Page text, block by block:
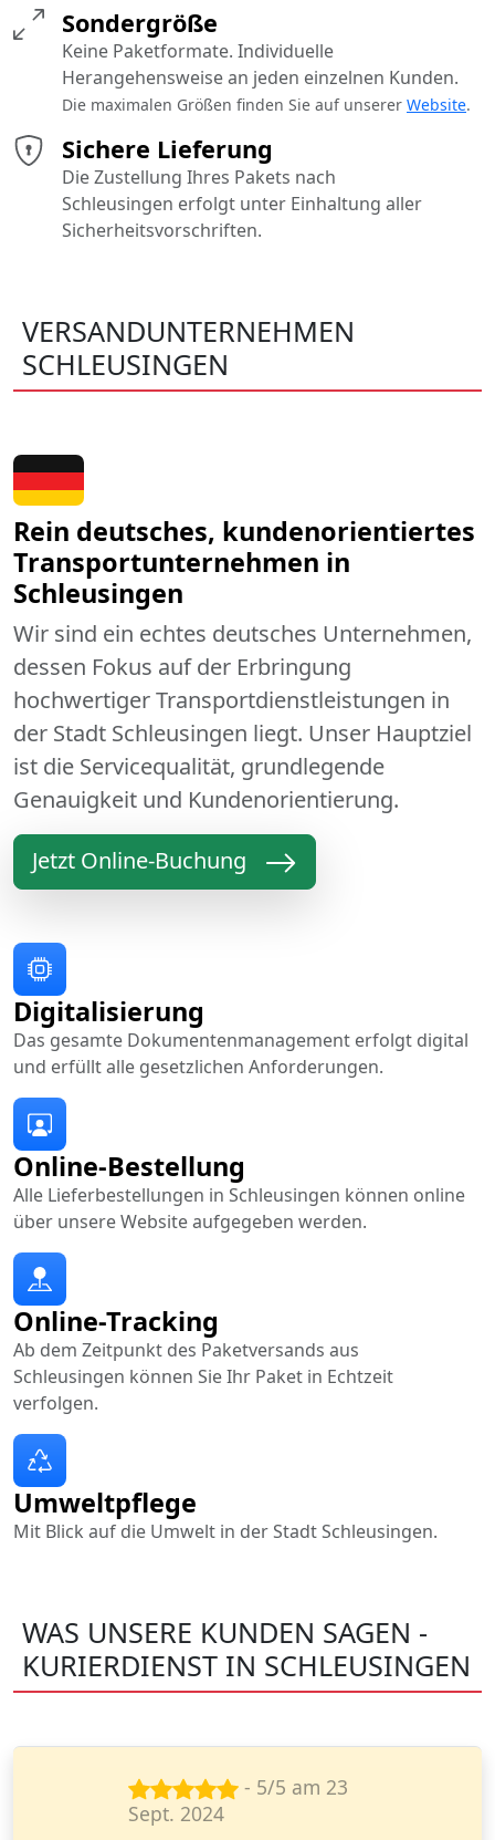
Sichere Lieferung
Die Zustellung Ihres Pakets nach
Schleusingen erfolgt unter Einhaltung aller
Sicherheitsvorschriften.
Sondergröße
Keine Paketformate. Individuelle
Herangehensweise an jeden einzelnen Kunden.
Die maximalen Größen finden Sie auf unserer Website.
VERSANDUNTERNEHMEN
SCHLEUSINGEN
Rein deutsches, kundenorientiertes
Transportunternehmen in
Schleusingen
Wir sind ein echtes deutsches Unternehmen,
dessen Fokus auf der Erbringung
hochwertiger Transportdienstleistungen in
der Stadt Schleusingen liegt. Unser Hauptziel
ist die Servicequalität, grundlegende
Genauigkeit und Kundenorientierung.
Jetzt Online-Buchung
Online-Bestellung
Alle Lieferbestellungen in Schleusingen können online
über unsere Website aufgegeben werden.
Online-Tracking
Ab dem Zeitpunkt des Paketversands aus
Schleusingen können Sie Ihr Paket in Echtzeit
verfolgen.
Digitalisierung
Das gesamte Dokumentenmanagement erfolgt digital
und erfüllt alle gesetzlichen Anforderungen.
Umweltpflege
Mit Blick auf die Umwelt in der Stadt Schleusingen.
WAS UNSERE KUNDEN SAGEN -
KURIERDIENST IN SCHLEUSINGEN
- 5/5 am 14
Okt. 2024